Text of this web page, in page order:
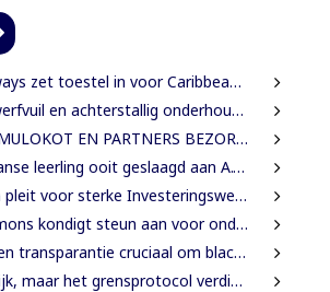
in voor Caribbean Premier League crickettoernooi
en achterstallig onderhoud gezamenlijk aan
BEZORGD OVER VOORGENOMEN AFKONDIGING 5-KILOMETER-STRAALWET
ooit geslaagd aan A.T. Calorschool
sterke Investeringswet en onafhankelijke SITA
steun aan voor onderzoek naar cultureel erfgoed
cruciaal om blacklisting te voorkomen.
het grensprotocol verdient het debat